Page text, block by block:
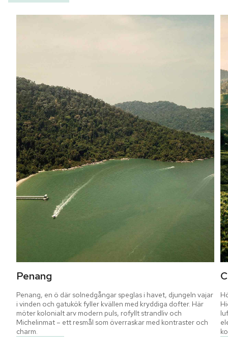
Penang
Penang, en ö där solnedgångar speglas i havet, djungeln vajar
i vinden och gatukök fyller kvällen med kryddiga dofter. Här
möter kolonialt arv modern puls, rofyllt strandliv och
Michelinmat – ett resmål som överraskar med kontraster och
charm.